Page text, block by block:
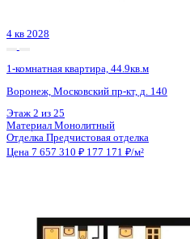
Этаж
Материал
Монолитный
Отделка Предчистовая отделка
Цена 7 657 650 ₽ 179 757 ₽/м²